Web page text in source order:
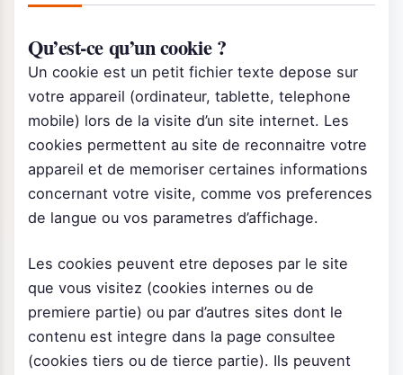
Qu’est-ce qu’un cookie ?
Un cookie est un petit fichier texte depose sur
votre appareil (ordinateur, tablette, telephone
mobile) lors de la visite d’un site internet. Les
cookies permettent au site de reconnaitre votre
appareil et de memoriser certaines informations
concernant votre visite, comme vos preferences
de langue ou vos parametres d’affichage.
Les cookies peuvent etre deposes par le site
que vous visitez (cookies internes ou de
premiere partie) ou par d’autres sites dont le
contenu est integre dans la page consultee
(cookies tiers ou de tierce partie). Ils peuvent